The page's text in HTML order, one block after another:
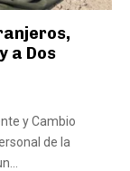
a Dos
y Cambio
de la